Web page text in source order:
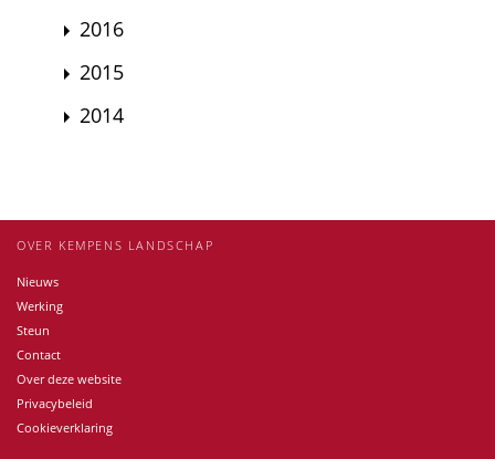
2016
2015
2014
OVER KEMPENS LANDSCHAP
Nieuws
Werking
Steun
Contact
Over deze website
Privacybeleid
Cookieverklaring